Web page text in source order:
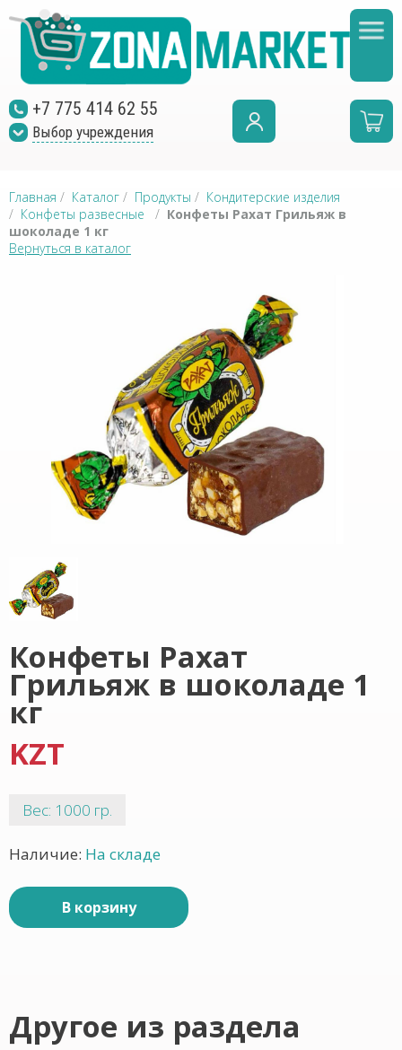
+7 775 414 62 55
Выбор учреждения
Главная / Каталог / Продукты / Кондитерские изделия
/ Конфеты развесные / Конфеты Рахат Грильяж в
шоколаде 1 кг
Вернуться в каталог
Конфеты Рахат
Грильяж в шоколаде 1
кг
KZT
Вес: 1000 гр.
Наличие: На складе
В корзину
Другое из раздела